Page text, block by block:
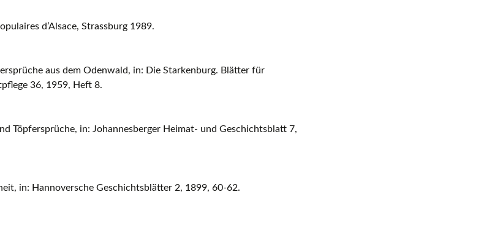
d’Alsace, Strassburg 1989.
aus dem Odenwald, in: Die Starkenburg. Blätter für
36, 1959, Heft 8.
Töpfersprüche, in: Johannesberger Heimat- und Geschichtsblatt 7,
in: Hannoversche Geschichtsblätter 2, 1899, 60-62.